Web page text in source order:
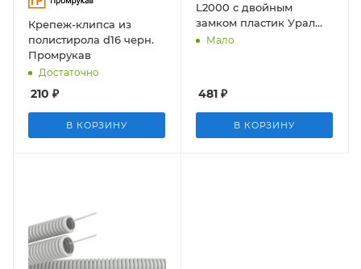
Крепеж-клипса из
полистирола d16 черн.
Промрукав
Достаточно
210 ₽
В КОРЗИНУ
L2000 с двойным
замком пластик Урал
ПакМало
481 ₽
В КОРЗИНУ